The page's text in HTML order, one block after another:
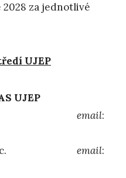
2028 za jednotlivé
UJEP
UJEP
Ph.D. email:
CSc. email: